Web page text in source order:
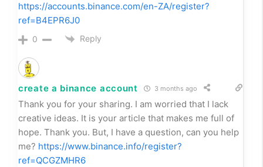
https://accounts.binance.com/en-ZA/register?
ref=B4EPR6J0
0 Reply
create a binance account 3 months ago
Thank you for your sharing. I am worried that I lack
creative ideas. It is your article that makes me full of
hope. Thank you. But, I have a question, can you help
me? https://www.binance.info/register?
ref=QCGZMHR6